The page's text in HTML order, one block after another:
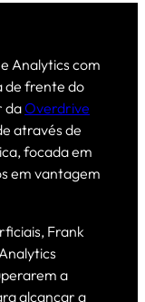
Analytics com
de frente do
daOverdrive
através de
focada em
em vantagem
Frank
a
alcançar a